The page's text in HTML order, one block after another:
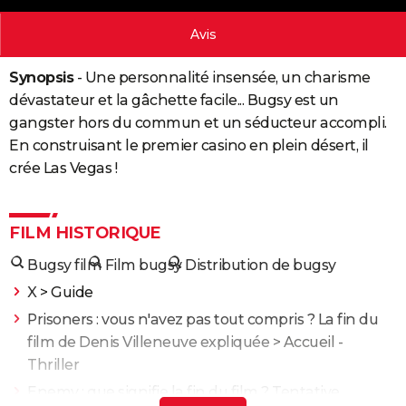
GUIDES D'ACHAT
BONS PLANS
CARTE DE VOEUX
Carte de Noël
Carte Bonne année
Carte Saint-Valentin
Carte Pâques
Carte d'anniversaire
DICTIONNAIRE
COPAINS D'AVANT
S'inscrire
Se connecter
Lycées
Collèges
Primaires
Universités
Entreprises
Service militaire
Avis de recherche
FORUM
Bricolage
Lifestyle
Culture
Sport
Auto
Television
Voyage
Cinema
Avis
Synopsis- Une personnalité insensée, un charisme
dévastateur et la gâchette facile... Bugsy est un
gangster hors du commun et un séducteur accompli.
En construisant le premier casino en plein désert, il
crée Las Vegas !
FILM HISTORIQUE
Bugsy film Film bugsy Distribution de bugsy
X > Guide
Prisoners : vous n'avez pas tout compris ? La fin du
film de Denis Villeneuve expliquée > Accueil -
Thriller